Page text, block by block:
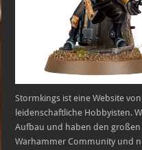
Stormkings ist eine Website
leidenschaftliche Hobbyisten.
Aufbau und haben den
Warhammer Community und